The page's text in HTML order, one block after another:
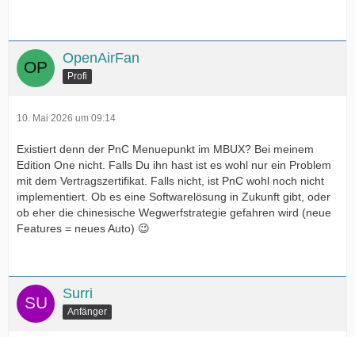
OpenAirFan
Profi
10. Mai 2026 um 09:14
Existiert denn der PnC Menuepunkt im MBUX? Bei meinem
Edition One nicht. Falls Du ihn hast ist es wohl nur ein Problem
mit dem Vertragszertifikat. Falls nicht, ist PnC wohl noch nicht
implementiert. Ob es eine Softwarelösung in Zukunft gibt, oder
ob eher die chinesische Wegwerfstrategie gefahren wird (neue
Features = neues Auto) 😉
Surri
Anfänger